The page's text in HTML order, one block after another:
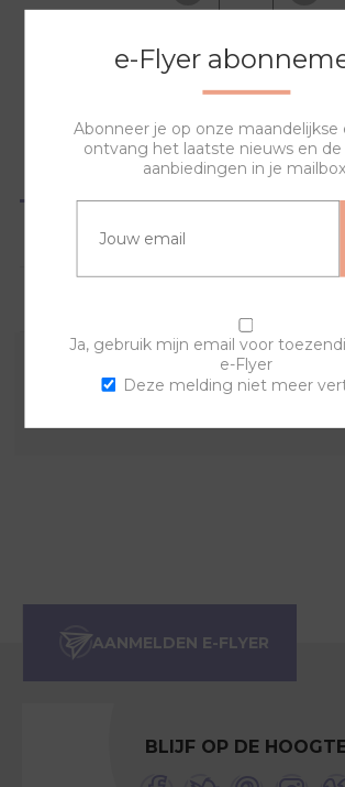
NAAR
OVERZICHT
SPECIFICATIES
Combineer deze sierring met een
BLIJF OP DE
e-Flyer
Abonneer je op onze maandelijkse
ontvang het laatste nieuws en
aanbiedingen in je
Ja, gebruik mijn email voor
e-Flyer
Deze melding niet meer